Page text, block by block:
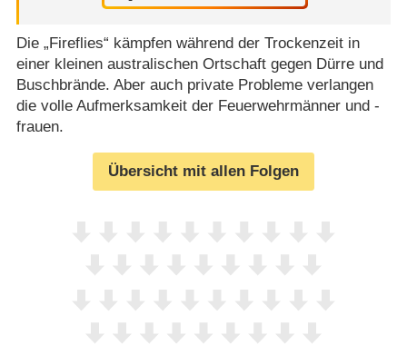
Die „Fireflies“ kämpfen während der Trockenzeit in
einer kleinen australischen Ortschaft gegen Dürre und
Buschbrände. Aber auch private Probleme verlangen
die volle Aufmerksamkeit der Feuerwehrmänner und -
frauen.
Übersicht mit allen Folgen